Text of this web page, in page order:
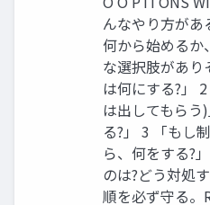
んなやり方があ
何から始めるか
な選択肢があり
は何にする?」
は出してもらう
る?」 3 「もし
ら、何をする?
のは?どう対処
順を必ず守る